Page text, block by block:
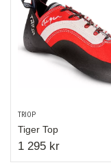
TRIOP
Tiger Top
1 295 kr